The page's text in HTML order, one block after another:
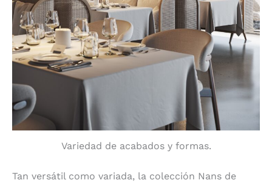
Variedad de acabados y formas.
Tan versátil como variada, la colección Nans de